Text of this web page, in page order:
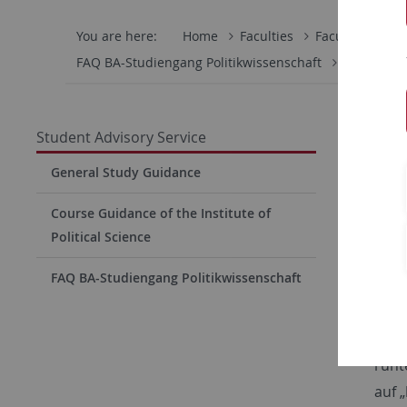
You are here: Home Faculties Faculty of
FAQ BA-Studiengang Politikwissenschaft
Student Advisory Service
General Study Guidance
Course Guidance of the Institute of
Political Science
FAQ BA-Studiengang Politikwissenschaft
Wo
auf „